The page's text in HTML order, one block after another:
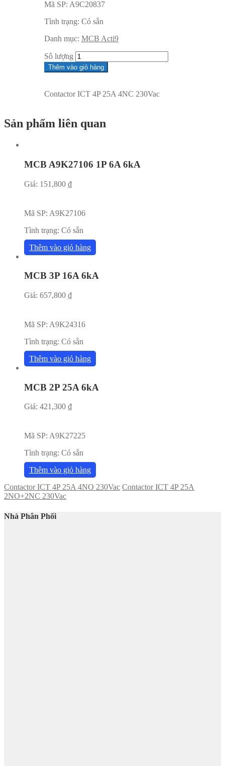
Mã SP: A9C20837
Tình trạng: Có sẵn
Danh mục: MCB Acti9
Sô lượng
Thêm vào giỏ hàng
Contactor ICT 4P 25A 4NC 230Vac
Sản phẩm liên quan
MCB A9K27106 1P 6A 6kA
Giá: 151,800 ₫
Mã SP: A9K27106
Tình trạng: Có sẵn
Thêm vào giỏ hàng
MCB 3P 16A 6kA
Giá: 657,800 ₫
Mã SP: A9K24316
Tình trạng: Có sẵn
Thêm vào giỏ hàng
MCB 2P 25A 6kA
Giá: 421,300 ₫
Mã SP: A9K27225
Tình trạng: Có sẵn
Thêm vào giỏ hàng
Contactor ICT 4P 25A 4NO 230Vac Contactor ICT 4P 25A
2NO+2NC 230Vac
Nhà Phân Phối